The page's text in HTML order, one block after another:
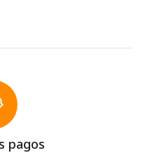
pagos